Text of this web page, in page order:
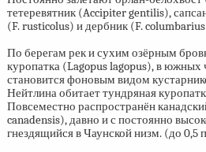
тетеревятник (Accipiter gentilis),
(F. rusticolus) и дербник (F.
По берегам рек и сухим озёрным
куропатка (Lagopus lagopus), в южных
становится фоновым видом
Нейтлина обитает тундряная
Повсеместно распространён
canadensis), давно и с постоянно
гнездящийся в Чаунской низм. (до 0,5